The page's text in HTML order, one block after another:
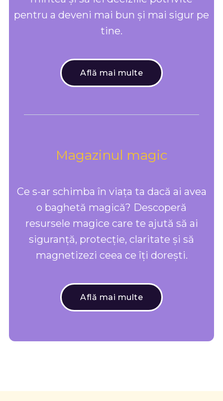
pentru a deveni mai bun și mai sigur pe
tine.
Află mai multe
Magazinul magic
Ce s-ar schimba în viața ta dacă ai avea
o baghetă magică? Descoperă
resursele magice care te ajută să ai
siguranță, protecție, claritate și să
magnetizezi ceea ce îți dorești.
Află mai multe